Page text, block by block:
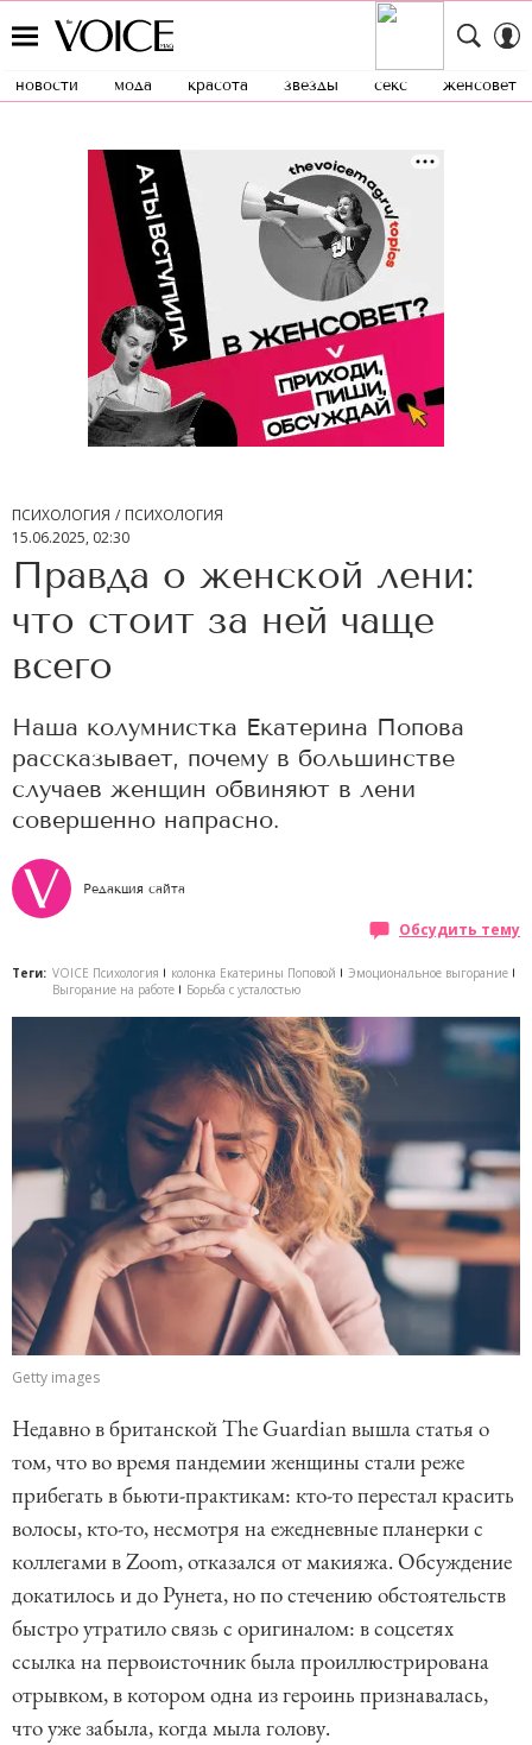
новости мода красота звезды секс женсовет
ПСИХОЛОГИЯ
ПСИХОЛОГИЯ
15.06.2025, 02:30
Правда о женской лени:
что стоит за ней чаще
всего
Наша колумнистка Екатерина Попова
рассказывает, почему в большинстве
случаев женщин обвиняют в лени
совершенно напрасно.
Редакция сайта
Обсудить тему
Теги: VOICE Психология колонка Екатерины Поповой
Эмоциональное выгорание
Выгорание на работе
Борьба с усталостью
Getty images
Недавно в британской The Guardian вышла статья о
том, что во время пандемии женщины стали реже
прибегать в бьюти-практикам: кто-то перестал красить
волосы, кто-то, несмотря на ежедневные планерки с
коллегами в Zoom, отказался от макияжа. Обсуждение
докатилось и до Рунета, но по стечению обстоятельств
быстро утратило связь с оригиналом: в соцсетях
ссылка на первоисточник была проиллюстрирована
отрывком, в котором одна из героинь признавалась,
что уже забыла, когда мыла голову.